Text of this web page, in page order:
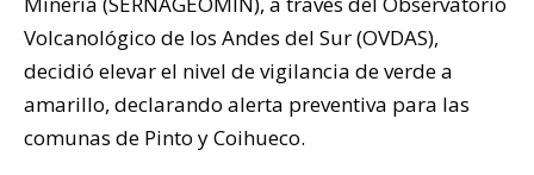
Volcanológico de los Andes del Sur (OVDAS),
decidió elevar el nivel de vigilancia de verde a
amarillo, declarando alerta preventiva para las
comunas de Pinto y Coihueco.